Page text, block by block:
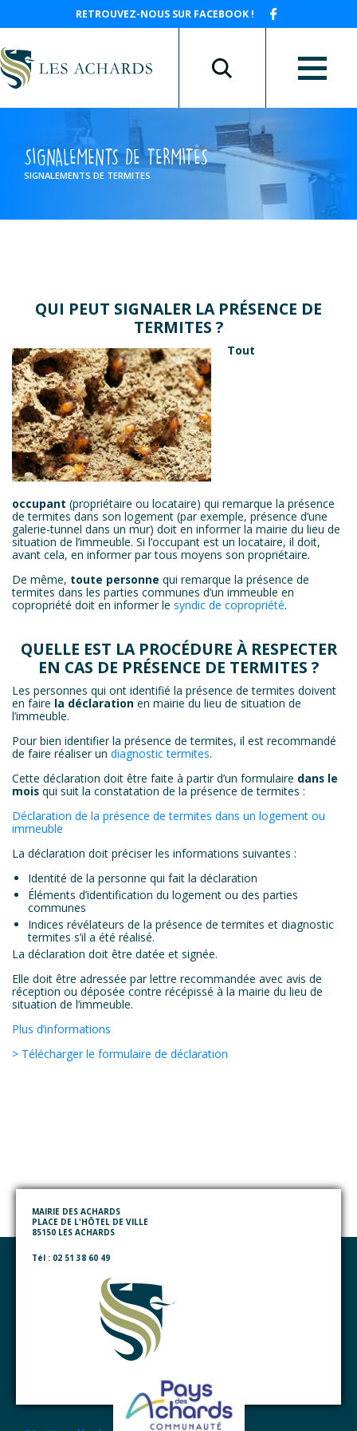
RETROUVEZ-NOUS SUR FACEBOOK !
SIGNALEMENTS DE TERMITES
SIGNALEMENTS DE TERMITES
QUI PEUT SIGNALER LA PRÉSENCE DE
TERMITES ?
Tout
occupant (propriétaire ou locataire) qui remarque la présence
de termites dans son logement (par exemple, présence d’une
galerie-tunnel dans un mur) doit en informer la mairie du lieu de
situation de l’immeuble. Si l’occupant est un locataire, il doit,
avant cela, en informer par tous moyens son propriétaire.
De même, toute personne qui remarque la présence de
termites dans les parties communes d’un immeuble en
copropriété doit en informer le syndic de copropriété.
QUELLE EST LA PROCÉDURE À RESPECTER
EN CAS DE PRÉSENCE DE TERMITES ?
Les personnes qui ont identifié la présence de termites doivent
en faire la déclaration en mairie du lieu de situation de
l’immeuble.
Pour bien identifier la présence de termites, il est recommandé
de faire réaliser un diagnostictermites.
Cette déclaration doit être faite à partir d’un formulaire dans le
mois qui suit la constatation de la présence de termites :
Déclaration de la présence de termites dans un logement ou
immeuble
La déclaration doit préciser les informations suivantes :
Identité de la personne qui fait la déclaration
Éléments d’identification du logement ou des parties
communes
Indices révélateurs de la présence de termites et diagnostic
termites s’il a été réalisé.
La déclaration doit être datée et signée.
Elle doit être adressée par lettre recommandée avec avis de
réception ou déposée contre récépissé à la mairie du lieu de
situation de l’immeuble.
Plus d’informations
> Télécharger le formulaire de déclaration
MAIRIE DES ACHARDS
PLACE DE L'HÔTEL DE VILLE
85150 LES ACHARDS
Tél : 02 51 38 60 49